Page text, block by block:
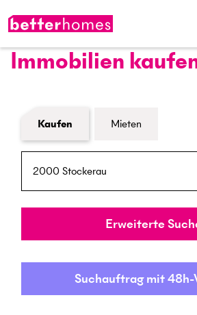
Immobilien
Formular Immobiliensuche
Kaufen Mieten
PLZ / Ort
Umkreis
Erweiterte
Suchauftrag mit